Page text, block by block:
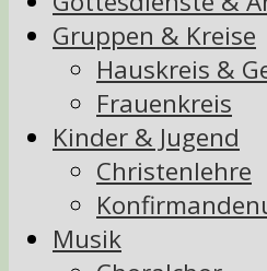
Gruppen & Kreise
Hauskreis &
Frauenkreis
Kinder & Jugend
Christenlehre
Musik